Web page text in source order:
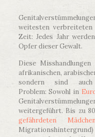
weitesten verbreiteten
Zeit: Jedes Jahr
Opfer dieser Gewalt.
Diese
afrikanischen,
sondern sind
Problem: Sowohl in
weitergeführt. Bis zu
gefährdeten